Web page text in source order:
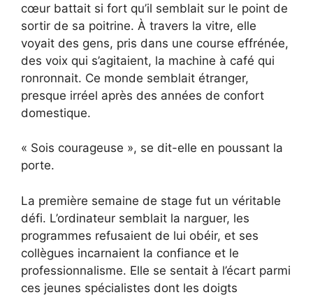
cœur battait si fort qu’il semblait sur le point de
sortir de sa poitrine. À travers la vitre, elle
voyait des gens, pris dans une course effrénée,
des voix qui s’agitaient, la machine à café qui
ronronnait. Ce monde semblait étranger,
presque irréel après des années de confort
domestique.
« Sois courageuse », se dit-elle en poussant la
porte.
La première semaine de stage fut un véritable
défi. L’ordinateur semblait la narguer, les
programmes refusaient de lui obéir, et ses
collègues incarnaient la confiance et le
professionnalisme. Elle se sentait à l’écart parmi
ces jeunes spécialistes dont les doigts